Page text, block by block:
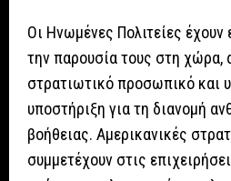
Οι Ηνωμένες Πολιτείες έχουν
την παρουσία τους στη χώρα,
στρατιωτικό προσωπικό και
υποστήριξη για τη διανομή
βοήθειας. Αμερικανικές
συμμετέχουν στις